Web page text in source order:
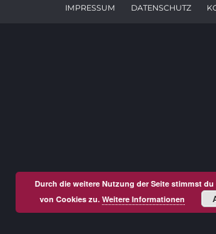
IMPRESSUM DATENSCHUTZ
Durch die weitere Nutzung der Seite stimmst du
von Cookies zu.Weitere Informationen